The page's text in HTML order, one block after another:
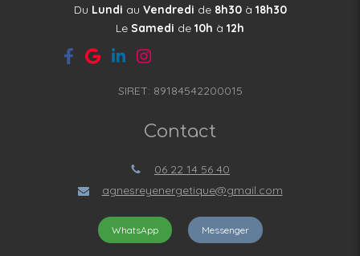
Du Lundi au Vendredi de 8h30à 18h30
Le Samedi de 10h à 12h
SIRET: 89184542200015
Contact
06 22 14 56 40
agnesreyenergetique@gmail.com
WhatsApp Messenger